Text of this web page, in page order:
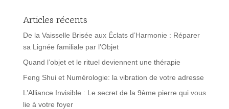
Articles récents
De la Vaisselle Brisée aux Éclats d’Harmonie : Réparer
sa Lignée familiale par l’Objet
Quand l’objet et le rituel deviennent une thérapie
Feng Shui et Numérologie: la vibration de votre adresse
L’Alliance Invisible : Le secret de la 9ème pierre qui vous
lie à votre foyer